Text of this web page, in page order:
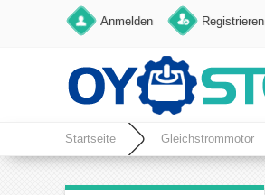
Anmelden Registrieren
Startseite Gleichstrommotor